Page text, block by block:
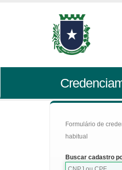
Formulário de
habitual
Buscar cadastro